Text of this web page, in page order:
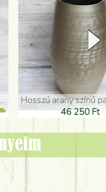
hosszú arany színű
46 250 Ft